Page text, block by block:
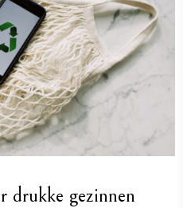
drukke gezinnen